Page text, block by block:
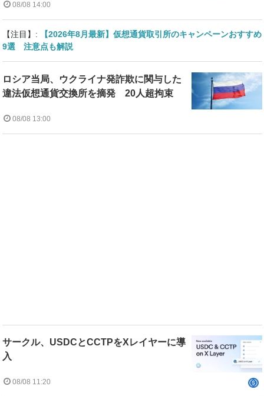
08/08 14:00
【注目】:
【2026年8月最新】仮想通貨取引所のキャンペーンおすすめ
9選 注意点も解説
ロシア当局、ウクライナ発詐欺に関与した
違法仮想通貨交換所を摘発 20人超拘束
08/08 13:00
サークル、USDCとCCTPをXレイヤーに導
入
08/08 11:20